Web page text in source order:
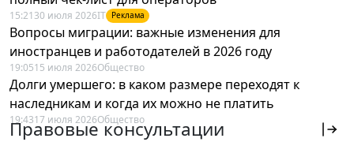
15:21 30 июля 2026IT Реклама
Вопросы миграции: важные изменения для
иностранцев и работодателей в 2026 году
19:0515 июля 2026Общество
Долги умершего: в каком размере переходят к
наследникам и когда их можно не платить
19:4317 июля 2026Общество
Правовые консультации